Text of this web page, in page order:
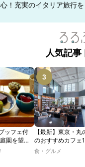
！充実のイタリア旅行を
人気記事
ッフェ付
園を望む
トランで味
【最新】東京・丸
のおすすめカフェ
選｜ひとりでゆっ
食・グルメ